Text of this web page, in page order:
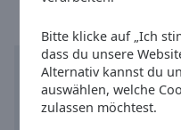
Bitte klicke auf „Ich
dass du unsere
Alternativ kannst du
auswählen, welche
zulassen möchtest.